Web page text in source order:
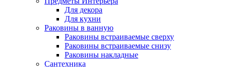
Для декора
Для кухни
Раковины в ванную
Раковины встраиваемые сверху
Раковины встраиваемые снизу
Раковины накладные
Сантехника